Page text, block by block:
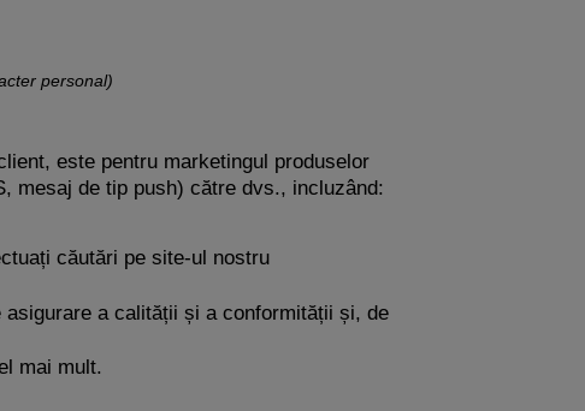
personal)
este pentru marketingul produselor
mesaj de tip push) către dvs., incluzând:
căutări pe site-ul nostru
a calității și a conformității și, de
mai mult.